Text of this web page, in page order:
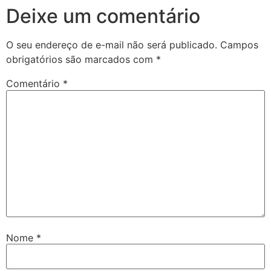
Deixe um comentário
O seu endereço de e-mail não será publicado. Campos
obrigatórios são marcados com *
Comentário *
Nome *